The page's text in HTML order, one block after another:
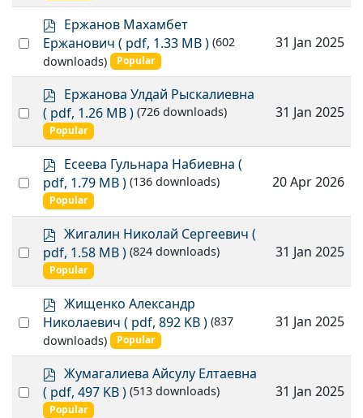
item
Select
item
p
d
f
Ержанов Махамбет
Ержанович ( pdf, 1.33 MB ) (602
downloads)
Popular
31 Jan 2025
Select
item
p
d
f
Ержанова Улдай Рыскалиевна
( pdf, 1.26 MB ) (726 downloads)
Popular
31 Jan 2025
Select
item
p
d
f
Есеева Гульнара Набиевна (
pdf, 1.79 MB ) (136 downloads)
Popular
20 Apr 2026
Select
item
p
d
f
Жигалин Николай Сергеевич (
pdf, 1.58 MB ) (824 downloads)
Popular
31 Jan 2025
Select
item
p
d
f
Жищенко Александр
Николаевич ( pdf, 892 KB ) (837
downloads)
Popular
31 Jan 2025
Select
p
d
f
Жумагалиева Айсулу Елтаевна
( pdf, 497 KB ) (513 downloads)
Popular
31 Jan 2025